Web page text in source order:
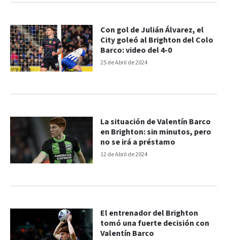
25 de Abril de 2024
Con gol de Julián Álvarez, el
City goleó al Brighton del Colo
Barco: video del 4-0
12 de Abril de 2024
La situación de Valentín Barco
en Brighton: sin minutos, pero
no se irá a préstamo
El entrenador del Brighton
tomó una fuerte decisión con
Valentín Barco